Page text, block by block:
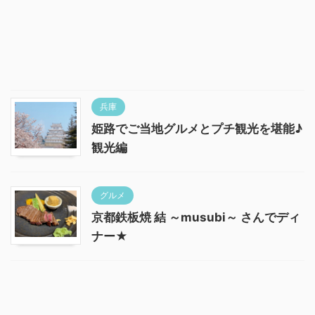
兵庫
姫路でご当地グルメとプチ観光を堪能♪
観光編
グルメ
京都鉄板焼 結 ～musubi～ さんでディ
ナー★